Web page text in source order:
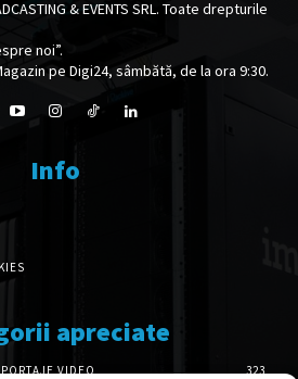
& EVENTS SRL. Toate drepturile
noi”.
pe Digi24, sâmbătă, de la ora 9:30.
Info
apreciate
VIDEO 323